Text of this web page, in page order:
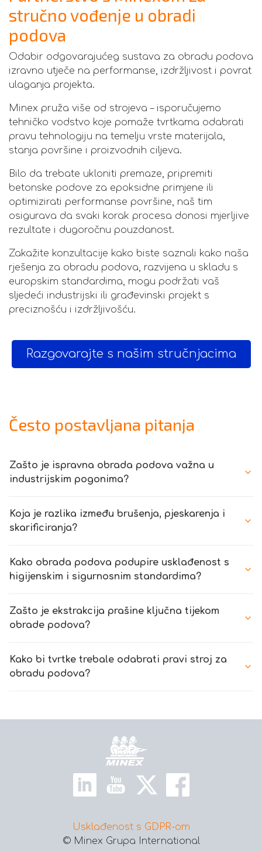
stručno vođenje u obradi
podova
Odabir odgovarajućeg sustava za obradu podova
izravno utječe na performanse, izdržljivost i povrat
ulaganja projekta.
Minex pruža više od strojeva – isporučujemo
tehničko vodstvo koje pomaže tvrtkama odabrati
pravu tehnologiju na temelju vrste materijala,
stanja površine i proizvodnih ciljeva.
Bilo da trebate ukloniti premaze, pripremiti
betonske podove za epoksidne primjene ili
optimizirati performanse površine, naš tim
osigurava da svaki korak procesa donosi mjerljive
rezultate i dugoročnu pouzdanost.
Zakažite konzultacije kako biste saznali kako naša
rješenja za obradu podova, razvijena u skladu s
europskim standardima, mogu podržati vaš
sljedeći industrijski ili građevinski projekt s
preciznošću i izdržljivošću.
Razgovarajte s našim stručnjacima
Često postavljana pitanja
Zašto je ispravna obrada podova važna u
industrijskim pogonima?
Koja je razlika između brušenja, pjeskarenja i
skarificiranja?
Kako obrada podova podupire usklađenost s
higijenskim i sigurnosnim standardima?
Zašto je ekstrakcija prašine ključna tijekom
obrade podova?
Kako bi tvrtke trebale odabrati pravi stroj za
obradu podova?
Usklađenost s GDPR-om
© Minex Grupa International